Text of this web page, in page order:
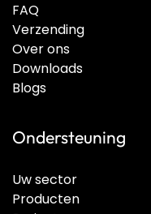
FAQ
Verzending
Over ons
Downloads
Blogs
Ondersteuning
Uw sector
Producten